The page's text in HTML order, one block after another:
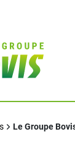
Le Groupe